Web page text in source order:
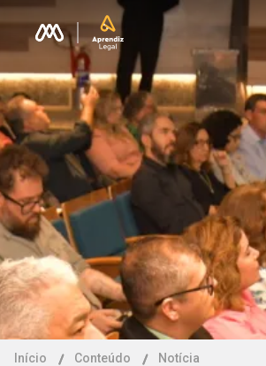
Início Conteúdo Notícia